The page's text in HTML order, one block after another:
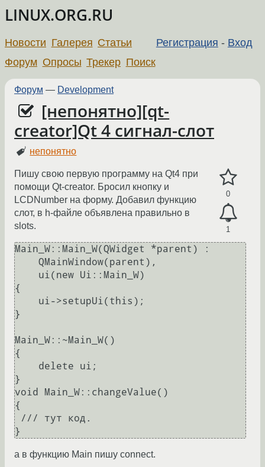
LINUX.ORG.RU
Регистрация - Вход
Новости Галерея Статьи
Форум Опросы Трекер Поиск
Форум — Development
[непонятно][qt-
creator]Qt 4 сигнал-слот
непонятно
0
1
Пишу свою первую программу на Qt4 при
помощи Qt-creator. Бросил кнопку и
LCDNumber на форму. Добавил функцию
слот, в h-файле объявлена правильно в
slots.
Main_W::Main_W(QWidget *parent) :
{
}
Main_W::~Main_W()
{
}
void Main_W::changeValue()
{
а в функцию Main пишу connect.